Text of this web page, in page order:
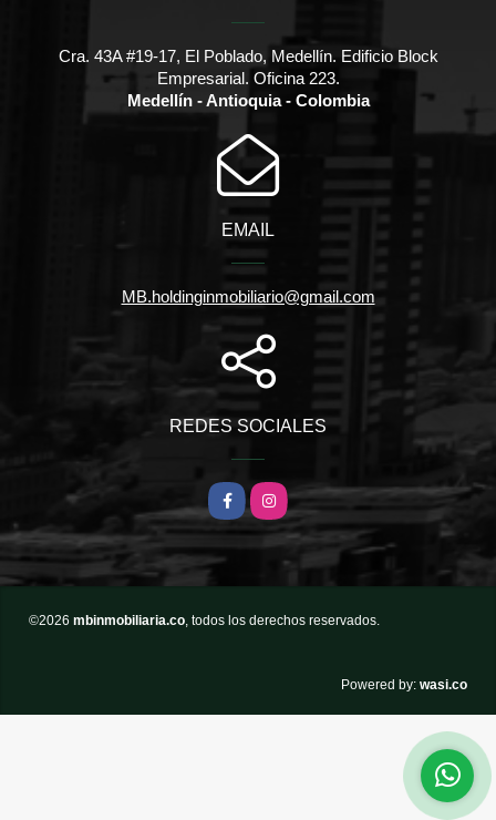
Cra. 43A #19-17, El Poblado, Medellín. Edificio Block
Empresarial. Oficina 223.
Medellín - Antioquia - Colombia
EMAIL
MB.holdinginmobiliario@gmail.com
REDES SOCIALES
FacebookInstagram
©2026 mbinmobiliaria.co , todos los derechos reservados.
Powered by: wasi.co